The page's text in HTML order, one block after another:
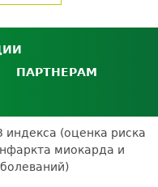
в
ПАРТНЕРАМ
кабинет
партнёра
Сотрудничество
(оценка риска
миокарда и